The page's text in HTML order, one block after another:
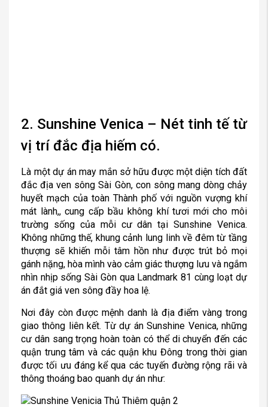
2. Sunshine Venica – Nét tinh tế từ
vị trí đắc địa hiếm có.
Là một dự án may mắn sở hữu được một diện tích đất
đắc địa ven sông Sài Gòn, con sông mang dòng chảy
huyết mạch của toàn Thành phố với nguồn vượng khí
mát lành,, cung cấp bầu không khí tươi mới cho môi
trường sống của mỗi cư dân tại Sunshine Venica.
Không những thế, khung cảnh lung linh về đêm từ tầng
thượng sẽ khiến mỗi tâm hồn như được trút bỏ mọi
gánh nặng, hòa mình vào cảm giác thượng lưu và ngắm
nhìn nhịp sống Sài Gòn qua Landmark 81 cùng loạt dự
án đắt giá ven sông đầy hoa lệ.
Nơi đây còn được mệnh danh là địa điểm vàng trong
giao thông liên kết. Từ dự án Sunshine Venica, những
cư dân sang trọng hoàn toàn có thể di chuyển đến các
quận trung tâm và các quận khu Đông trong thời gian
được tối ưu đáng kể qua các tuyến đường rộng rãi và
thông thoáng bao quanh dự án như: